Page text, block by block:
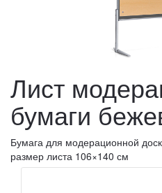
Лист
бумаги
Бумага для модерационной
размер листа 106×140 см